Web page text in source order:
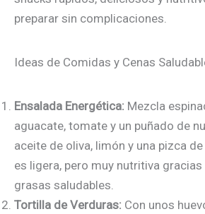
preparar sin complicaciones.
Ideas de Comidas y Cenas
Ensalada Energética: Mezcla
aguacate, tomate y un puñado de
aceite de oliva, limón y una pizca
es ligera, pero muy nutritiva
grasas saludables.
Tortilla de Verduras: Con unos